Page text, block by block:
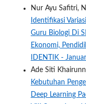
Nur Ayu Safitri,
Identifikasi
Guru Biologi Di
Ekonomi,
IDENTIK -
Ade Siti
Kebutuhan
Deep Learning